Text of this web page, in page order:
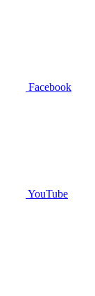
Facebook
YouTube